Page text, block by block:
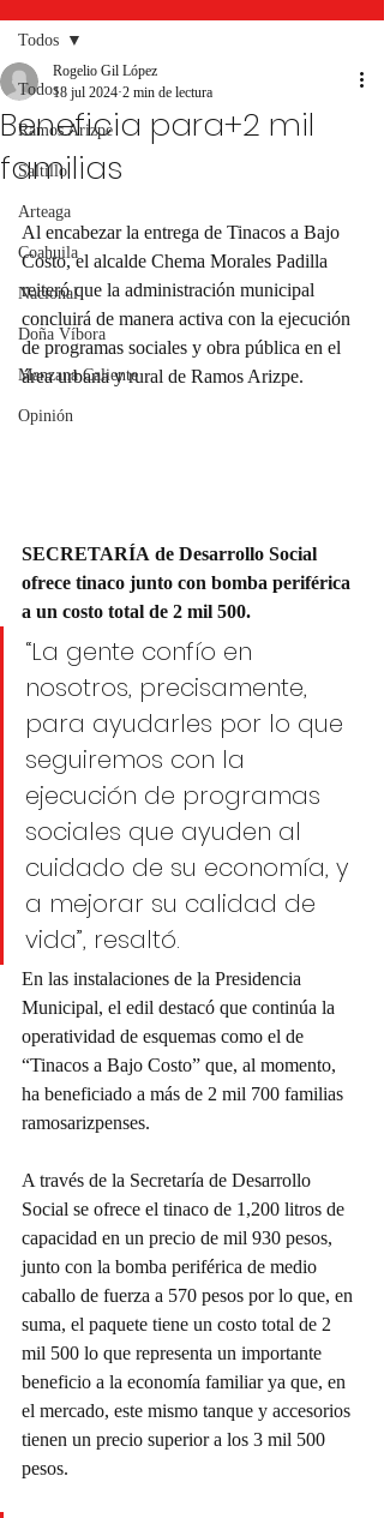
Todos
Ramos Arizpe
Saltillo
Arteaga
Coahuila
Nacional
Doña Víbora
Manzana Caliente
Opinión
Todos
Beneficia para+2 mil
familias
Rogelio Gil López
18 jul 2024 2 min de lectura
Al encabezar la entrega de Tinacos a Bajo
Costo, el alcalde Chema Morales Padilla
reiteró que la administración municipal
concluirá de manera activa con la ejecución
de programas sociales y obra pública en el
área urbana y rural de Ramos Arizpe.
SECRETARÍA de Desarrollo Social
ofrece tinaco junto con bomba periférica
a un costo total de 2 mil 500.
“La gente confío en
nosotros, precisamente,
para ayudarles por lo que
seguiremos con la
ejecución de programas
sociales que ayuden al
cuidado de su economía, y
a mejorar su calidad de
vida”, resaltó.
En las instalaciones de la Presidencia
Municipal, el edil destacó que continúa la
operatividad de esquemas como el de
“Tinacos a Bajo Costo” que, al momento,
ha beneficiado a más de 2 mil 700 familias
ramosarizpenses.
A través de la Secretaría de Desarrollo
Social se ofrece el tinaco de 1,200 litros de
capacidad en un precio de mil 930 pesos,
junto con la bomba periférica de medio
caballo de fuerza a 570 pesos por lo que, en
suma, el paquete tiene un costo total de 2
mil 500 lo que representa un importante
beneficio a la economía familiar ya que, en
el mercado, este mismo tanque y accesorios
tienen un precio superior a los 3 mil 500
pesos.